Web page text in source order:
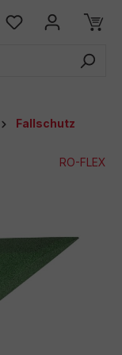
Fallschutz
RO-FLEX